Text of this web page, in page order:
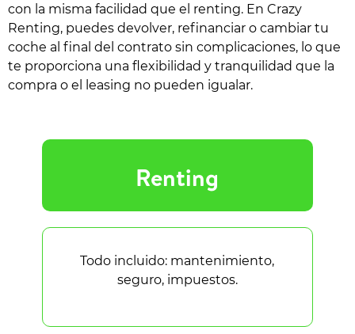
con la misma facilidad que el renting. En Crazy
Renting, puedes devolver, refinanciar o cambiar tu
coche al final del contrato sin complicaciones, lo que
te proporciona una flexibilidad y tranquilidad que la
compra o el leasing no pueden igualar.
Renting
Todo incluido: mantenimiento,
seguro, impuestos.